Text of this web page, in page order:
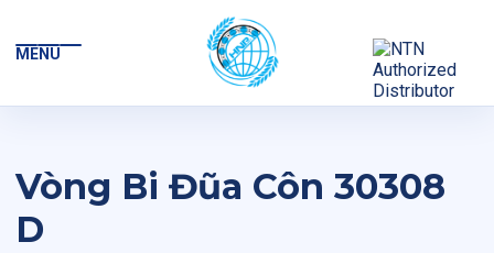
MENU
Vòng Bi Đũa Côn 30308
D